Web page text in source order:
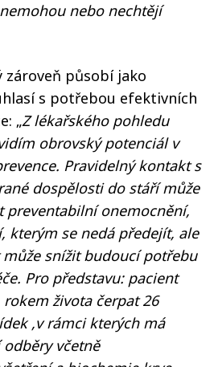
nebo nechtějí
zároveň působí jako
s potřebou efektivních
„Z lékařského pohledu
obrovský potenciál v
Pravidelný kontakt s
dospělosti do stáří může
preventabilní onemocnění,
kterým se nedá předejít, ale
může snížit budoucí potřebu
Pro představu: pacient
rokem života čerpat 26
,v rámci kterých má
včetně